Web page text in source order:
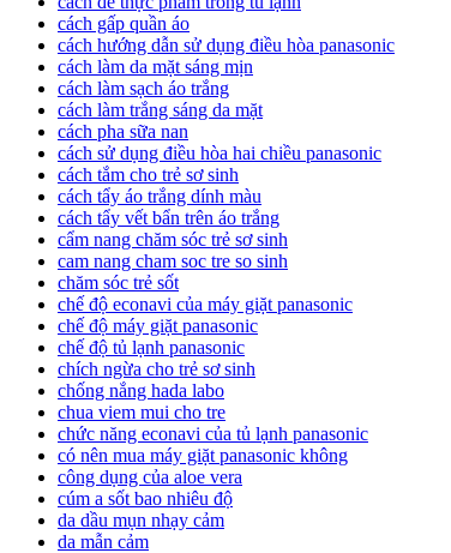
cách gấp quần áo
cách hướng dẫn sử dụng điều hòa panasonic
cách làm da mặt sáng mịn
cách làm sạch áo trắng
cách làm trắng sáng da mặt
cách pha sữa nan
cách sử dụng điều hòa hai chiều panasonic
cách tắm cho trẻ sơ sinh
cách tẩy áo trắng dính màu
cách tẩy vết bẩn trên áo trắng
cẩm nang chăm sóc trẻ sơ sinh
cam nang cham soc tre so sinh
chăm sóc trẻ sốt
chế độ econavi của máy giặt panasonic
chế độ máy giặt panasonic
chế độ tủ lạnh panasonic
chích ngừa cho trẻ sơ sinh
chống nắng hada labo
chua viem mui cho tre
chức năng econavi của tủ lạnh panasonic
có nên mua máy giặt panasonic không
công dụng của aloe vera
cúm a sốt bao nhiêu độ
da dầu mụn nhạy cảm
da mẫn cảm